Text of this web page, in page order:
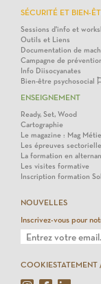
SÉCURITÉ ET BIEN-
Sessions d'info et
Outils et Liens
Documentation de
Campagne de
Info Diisocyanates
Bien-être psychosocial
ENSEIGNEMENT
Ready, Set, Wood
Cartographie
Le magazine : Mag
Les épreuves
La formation en
Les visites formative
Inscription formation
NOUVELLES
Inscrivez-vous pour
COOKIESTATEMENT